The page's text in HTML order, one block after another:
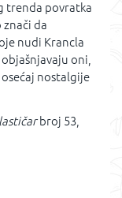
trenda povratka
da
nudi Krancla
oni,
nostalgije
broj 53,